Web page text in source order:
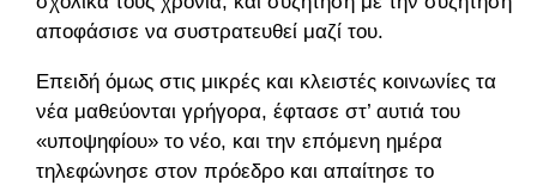
αποφάσισε να συστρατευθεί μαζί του.
Επειδή όμως στις μικρές και κλειστές κοινωνίες τα
νέα μαθεύονται γρήγορα, έφτασε στ’ αυτιά του
«υποψηφίου» το νέο, και την επόμενη ημέρα
τηλεφώνησε στον πρόεδρο και απαίτησε το